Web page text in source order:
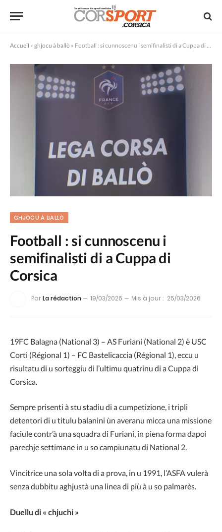
Accueil » ghjocu à ballò » Football : si cunnoscenu i semifinalisti di a Cuppa di Corsica
GHJOCU À BALLÒ
Football : si cunnoscenu i
semifinalisti di a Cuppa di
Corsica
ParLa rédaction 19/03/2026 Mis à jour : 25/03/2026
19FC Balagna (National 3) – AS Furiani (National 2) è USC
Corti (Régional 1) – FC Bastelicaccia (Régional 1), eccu u
risultatu di u sorteggiu di l’ultimu quatrinu di a Cuppa di
Corsica.
Sempre prisenti à stu stadiu di a cumpetizione, i tripli
detentori di u titulu balanini ùn averanu micca una missione
faciule contr’à una squadra di Furiani, in piena forma dapoi
parechje settimane in u so campiunatu di National 2.
Vincitrice una sola volta di a prova, in u 1991, l’ASFA vulerà
senza dubbitu aghjustà una linea di più à u so palmarès.
Duellu di « chjuchi »